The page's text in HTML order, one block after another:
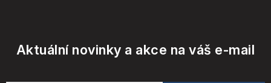
Aktuální novinky a akce na váš e-mail